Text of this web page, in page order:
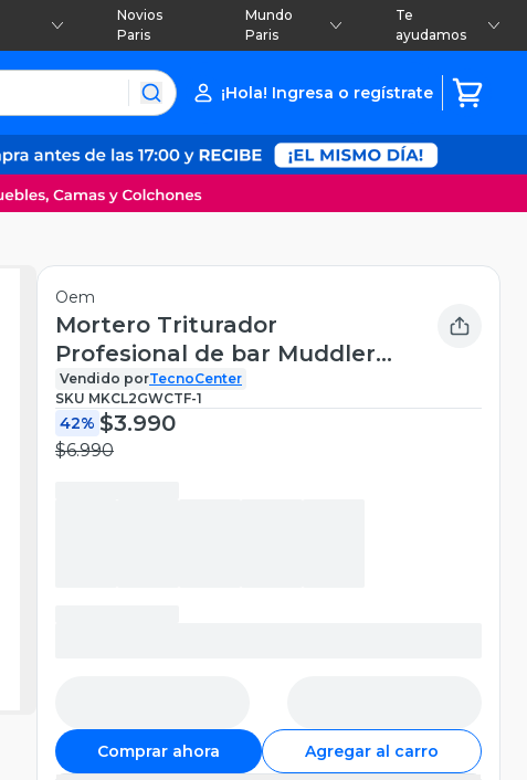
Novios
Paris
Mundo
Paris
Te
ayudamos
¡Hola! Ingresa o regístrate
Oem
Mortero Triturador
Profesional de bar Muddler
coctelería 29cm
Vendido porTecnoCenter
SKU MKCL2GWCTF-1
42% $3.990
$6.990
Comprar ahora Agregar al carro